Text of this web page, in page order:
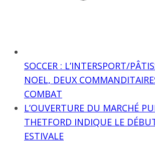
SOCCER : L’INTERSPORT/
NOEL, DEUX
COMBAT
L’OUVERTURE DU MARCHÉ
THETFORD INDIQUE LE
ESTIVALE